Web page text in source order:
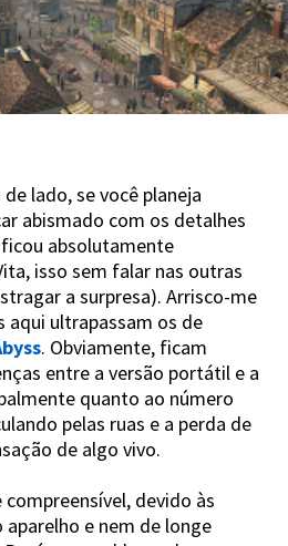
lado, se você planeja
abismado com os detalhes
ficou absolutamente
isso sem falar nas outras
a surpresa). Arrisco-me
aqui ultrapassam os de
. Obviamente, ficam
entre a versão portátil e a
quanto ao número
pelas ruas e a perda de
de algo vivo.
devido às
e nem de longe